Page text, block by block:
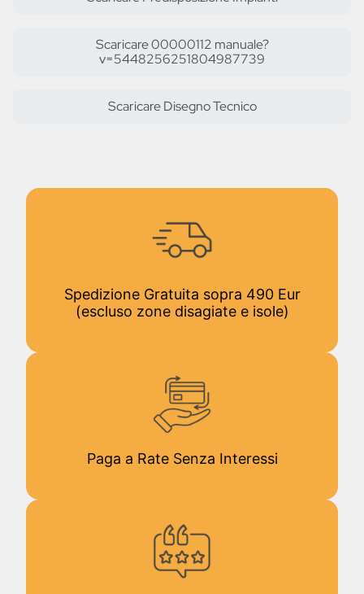
Scaricare 00000112 manuale?
v=5448256251804987739
Scaricare Disegno Tecnico
Spedizione Gratuita sopra 490 Eur
(escluso zone disagiate e isole)
Paga a Rate Senza Interessi